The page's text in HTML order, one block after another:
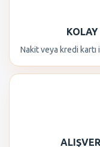
Nakit veya kredi